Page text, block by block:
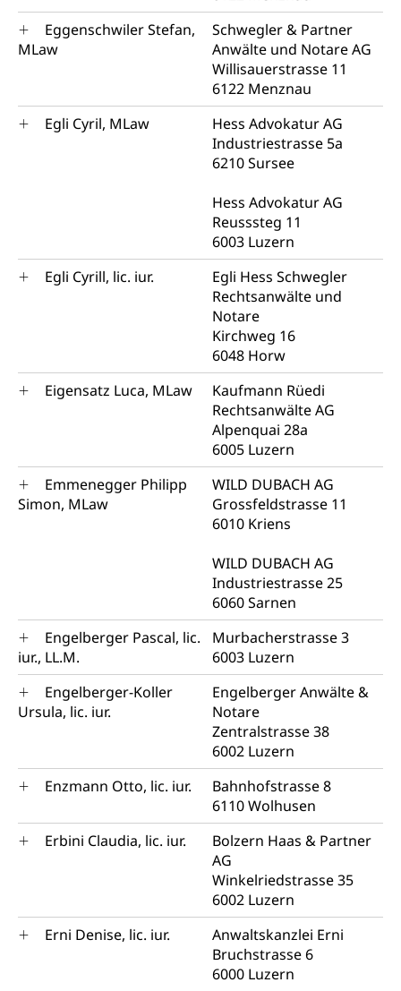
Eggenschwiler Stefan,
MLaw
Schwegler & Partner
Anwälte und Notare AG
Willisauerstrasse 11
6122 Menznau
Egli Cyril, MLaw
Hess Advokatur AG
Industriestrasse 5a
6210 Sursee
Hess Advokatur AG
Reusssteg 11
6003 Luzern
Egli Cyrill, lic. iur.
Egli Hess Schwegler
Rechtsanwälte und
Notare
Kirchweg 16
6048 Horw
Eigensatz Luca, MLaw
Kaufmann Rüedi
Rechtsanwälte AG
Alpenquai 28a
6005 Luzern
Emmenegger Philipp
Simon, MLaw
WILD DUBACH AG
Grossfeldstrasse 11
6010 Kriens
WILD DUBACH AG
Industriestrasse 25
6060 Sarnen
Engelberger Pascal, lic.
iur., LL.M.
Murbacherstrasse 3
6003 Luzern
Engelberger-Koller
Ursula, lic. iur.
Engelberger Anwälte &
Notare
Zentralstrasse 38
6002 Luzern
Enzmann Otto, lic. iur.
Bahnhofstrasse 8
6110 Wolhusen
Erbini Claudia, lic. iur.
Bolzern Haas & Partner
AG
Winkelriedstrasse 35
6002 Luzern
Erni Denise, lic. iur.
Anwaltskanzlei Erni
Bruchstrasse 6
6000 Luzern